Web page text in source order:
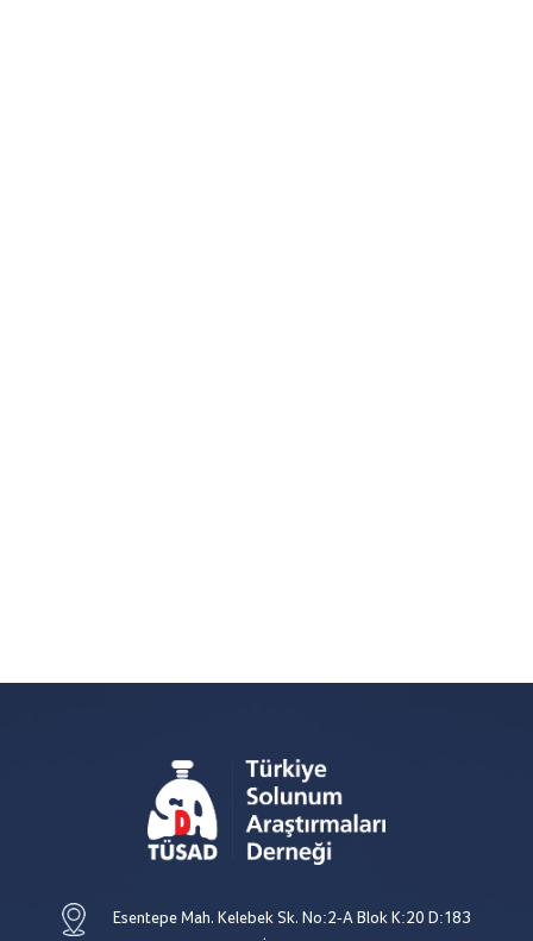
Esentepe Mah. Kelebek Sk. No:2-A Blok K:20 D:183